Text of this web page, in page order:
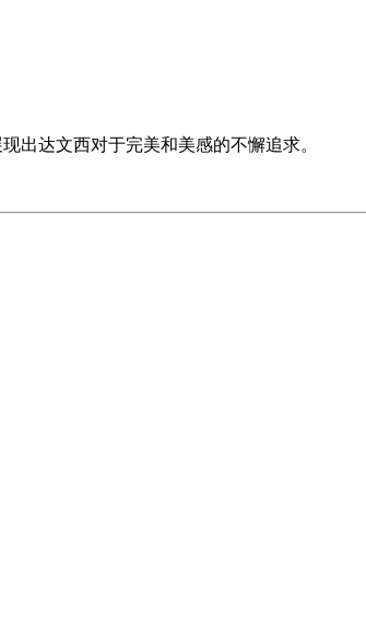
出达文西对于完美和美感的不懈追求。